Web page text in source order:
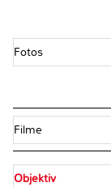
Fotos
Filme
Objektiv